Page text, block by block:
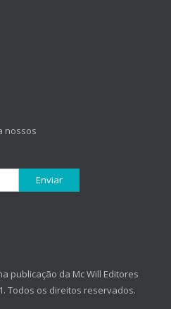
nossos
publicação da Mc Will Editores
Todos os direitos reservados.